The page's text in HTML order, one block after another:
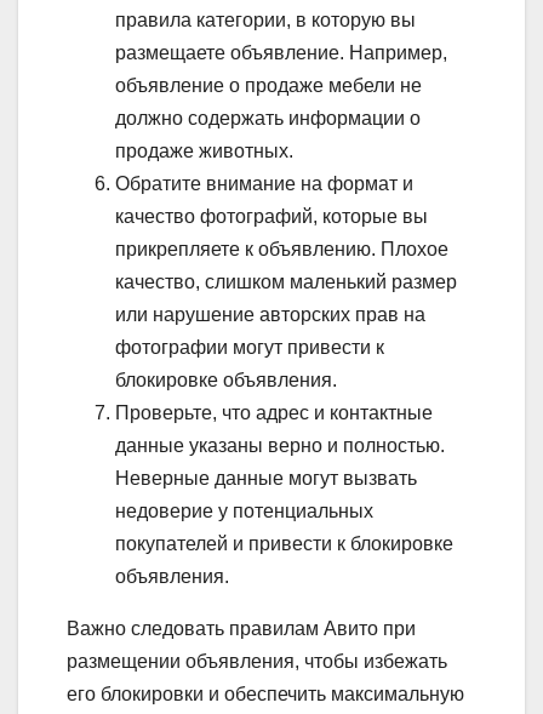
правила категории, в которую вы
размещаете объявление. Например,
объявление о продаже мебели не
должно содержать информации о
продаже животных.
Обратите внимание на формат и
качество фотографий, которые вы
прикрепляете к объявлению. Плохое
качество, слишком маленький размер
или нарушение авторских прав на
фотографии могут привести к
блокировке объявления.
Проверьте, что адрес и контактные
данные указаны верно и полностью.
Неверные данные могут вызвать
недоверие у потенциальных
покупателей и привести к блокировке
объявления.
Важно следовать правилам Авито при
размещении объявления, чтобы избежать
его блокировки и обеспечить максимальную